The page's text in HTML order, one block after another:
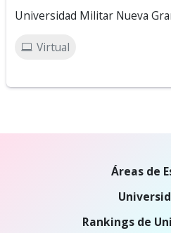
Universidad Militar Nueva
Virtual
Áreas de
Rankings de